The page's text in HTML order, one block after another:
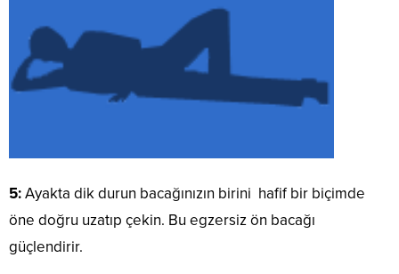
5:Ayakta dik durun bacağınızın birini hafif bir biçimde
öne doğru uzatıp çekin. Bu egzersiz ön bacağı
güçlendirir.